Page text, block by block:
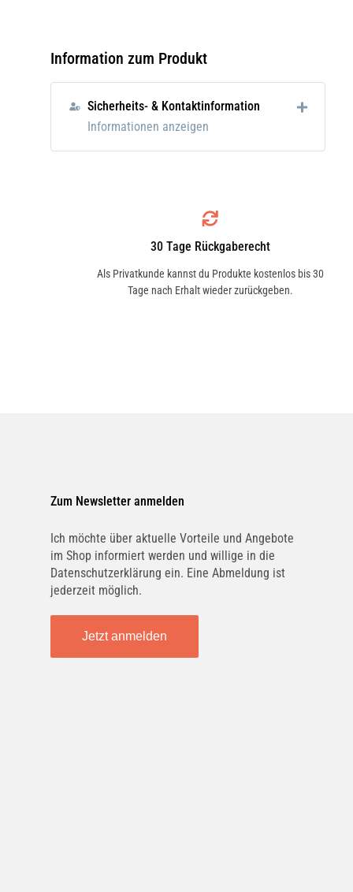
VALEO
586009
1003220000
AUDI
030115561AB
Information zum Produkt
Sicherheits- & Kontaktinformation
Informationen anzeigen
30 Tage Rückgaberecht
Als Privatkunde kannst du Produkte kostenlos bis 30
Tage nach Erhalt wieder zurückgeben.
Zum Newsletter anmelden
Ich möchte über aktuelle Vorteile und Angebote
im Shop informiert werden und willige in die
Datenschutzerklärung ein. Eine Abmeldung ist
jederzeit möglich.
Jetzt anmelden